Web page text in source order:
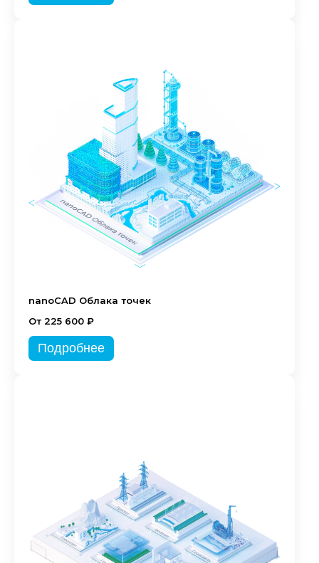
nanoCAD Облака точек
От 225 600 ₽
Подробнее